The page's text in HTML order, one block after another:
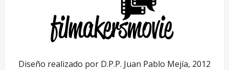
Diseño realizado por D.P.P. Juan Pablo Mejía, 2012